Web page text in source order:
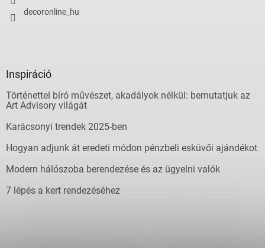
decoronline_hu
Inspiráció
Történettel bíró művészet, akadályok nélkül: bemutatjuk az
Art Advisory világát
Karácsonyi trendek 2025-ben
Hogyan adjunk át eredeti módon pénzbeli esküvői ajándékot
Modern hálószoba berendezése és az ügyelni valók
7 lépés a kert rendezéséhez